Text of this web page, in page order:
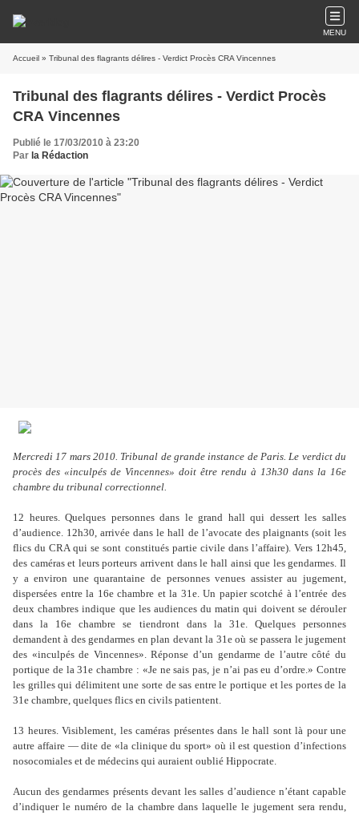
MENU
Accueil » Tribunal des flagrants délires - Verdict Procès CRA Vincennes
Tribunal des flagrants délires - Verdict Procès
CRA Vincennes
Publié le 17/03/2010 à 23:20
Par la Rédaction
Mercredi 17 mars 2010. Tribunal de grande instance de Paris. Le verdict du
procès des «inculpés de Vincennes» doit être rendu à 13h30 dans la 16e
chambre du tribunal correctionnel.
12 heures. Quelques personnes dans le grand hall qui dessert les salles
d’audience. 12h30, arrivée dans le hall de l’avocate des plaignants (soit les
flics du CRA qui se sont constitués partie civile dans l’affaire). Vers 12h45,
des caméras et leurs porteurs arrivent dans le hall ainsi que les gendarmes. Il
y a environ une quarantaine de personnes venues assister au jugement,
dispersées entre la 16e chambre et la 31e. Un papier scotché à l’entrée des
deux chambres indique que les audiences du matin qui doivent se dérouler
dans la 16e chambre se tiendront dans la 31e. Quelques personnes
demandent à des gendarmes en plan devant la 31e où se passera le jugement
des «inculpés de Vincennes». Réponse d’un gendarme de l’autre côté du
portique de la 31e chambre : «Je ne sais pas, je n’ai pas eu d’ordre.» Contre
les grilles qui délimitent une sorte de sas entre le portique et les portes de la
31e chambre, quelques flics en civils patientent.
13 heures. Visiblement, les caméras présentes dans le hall sont là pour une
autre affaire — dite de «la clinique du sport» où il est question d’infections
nosocomiales et de médecins qui auraient oublié Hippocrate.
Aucun des gendarmes présents devant les salles d’audience n’étant capable
d’indiquer le numéro de la chambre dans laquelle le jugement sera rendu,